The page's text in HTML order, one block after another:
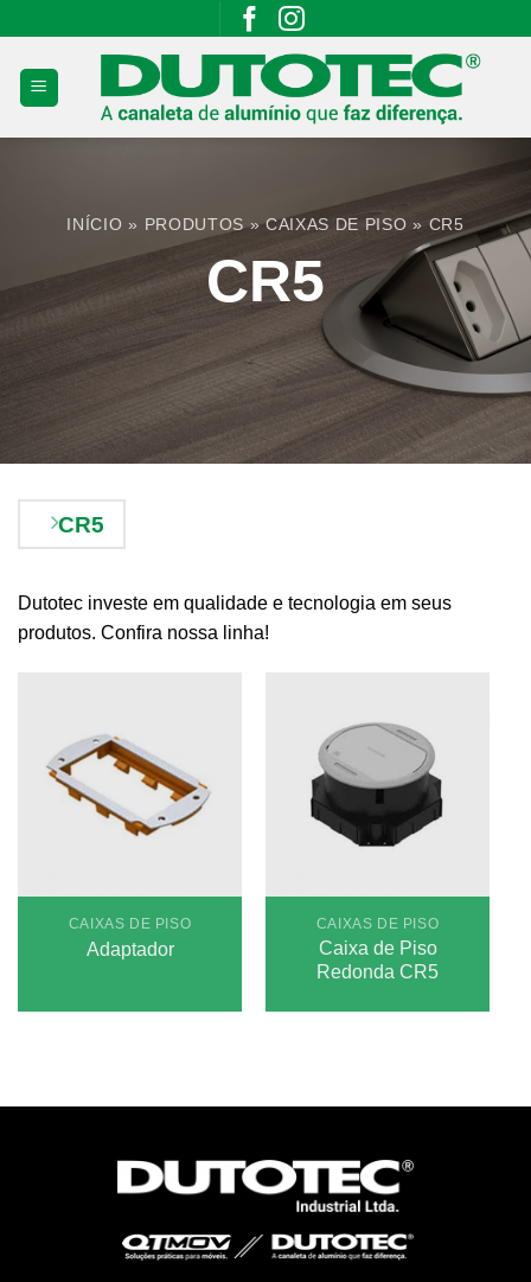
to
content
INÍCIO » PRODUTOS » CAIXAS DE PISO » CR5
CR5
CR5
Dutotec investe em qualidade e tecnologia em seus
produtos. Confira nossa linha!
CAIXAS DE PISO
Adaptador
CAIXAS DE PISO
Caixa de Piso
Redonda CR5